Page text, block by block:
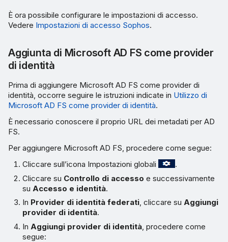
È ora possibile configurare le impostazioni di accesso.
Vedere Impostazioni di accesso Sophos.
Aggiunta di Microsoft AD FS come provider
di identità
Prima di aggiungere Microsoft AD FS come provider di
identità, occorre seguire le istruzioni indicate in Utilizzo di
Microsoft AD FS come provider di identità.
È necessario conoscere il proprio URL dei metadati per AD
FS.
Per aggiungere Microsoft AD FS, procedere come segue:
Cliccare sull’icona Impostazioni globali
.
Cliccare su Controllo di accesso e successivamente
suAccesso e identità.
In Provider di identità federati, cliccare suAggiungi
provider di identità.
InAggiungi provider di identità, procedere come
segue: